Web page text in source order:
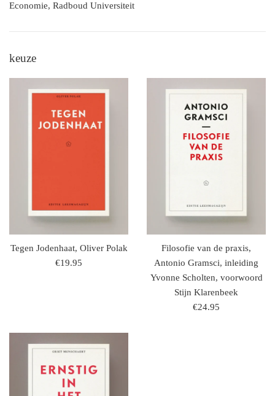
Economie, Radboud Universiteit
keuze
Tegen Jodenhaat, Oliver Polak
regulaire
€19.95
Filosofie van de praxis,
Antonio Gramsci, inleiding
Yvonne Scholten, voorwoord
Stijn Klarenbeek
regulaire
€24.95